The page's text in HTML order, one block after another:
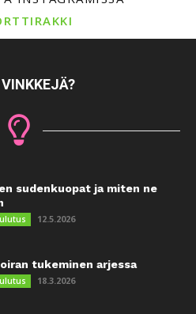
sudenkuopat ja miten ne
12.5.2026
tukeminen arjessa
18.3.2026